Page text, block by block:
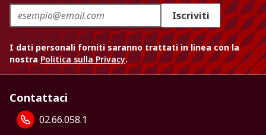
Iscriviti
I dati personali forniti saranno trattati in linea con la
nostra Politica sulla Privacy.
Contattaci
02.66.058.1